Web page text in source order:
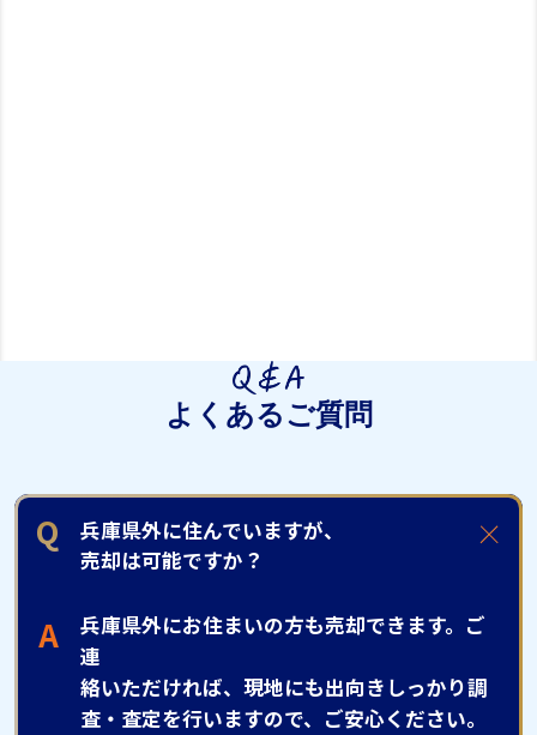
よくあるご質問
Q
兵庫県外に住んでいますが、
売却は可能ですか？
A
兵庫県外にお住まいの方も売却できます。ご
連
絡いただければ、現地にも出向きしっかり調
査・査定を行いますので、ご安心ください。